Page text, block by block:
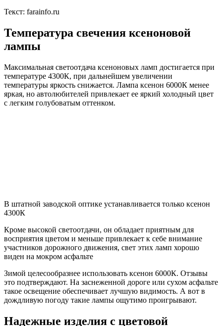
Текст: farainfo.ru
Температура свечения ксеноновой
лампы
Максимальная светоотдача ксеноновых ламп достигается при
температуре 4300К, при дальнейшем увеличении
температуры яркость снижается. Лампа ксенон 6000К менее
яркая, но автолюбителей привлекает ее яркий холодный цвет
с легким голубоватым оттенком.
В штатной заводской оптике устанавливается только ксенон
4300К
Кроме высокой светоотдачи, он обладает приятным для
восприятия цветом и меньше привлекает к себе внимание
участников дорожного движения, свет этих ламп хорошо
виден на мокром асфальте
Зимой целесообразнее использовать ксенон 6000К. Отзывы
это подтверждают. На заснеженной дороге или сухом асфальте
такое освещение обеспечивает лучшую видимость. А вот в
дождливую погоду такие лампы ощутимо проигрывают.
Надежные изделия с цветовой